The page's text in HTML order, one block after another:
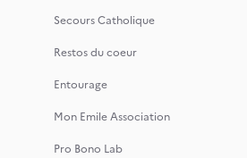
Secours Catholique
Restos du coeur
Entourage
Mon Emile Association
Pro Bono Lab